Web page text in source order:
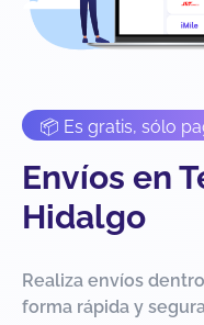
📦 Es gratis, sólo
Envíos en
Hidalgo
Realiza envíos
forma rápida y